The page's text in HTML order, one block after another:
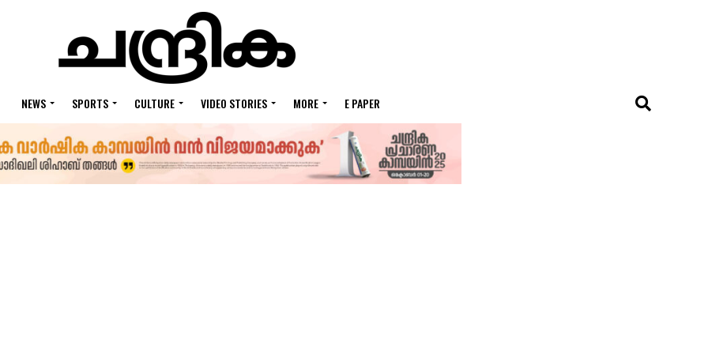
NEWS SPORTS CULTURE VIDEO STORIES MORE E PAPER